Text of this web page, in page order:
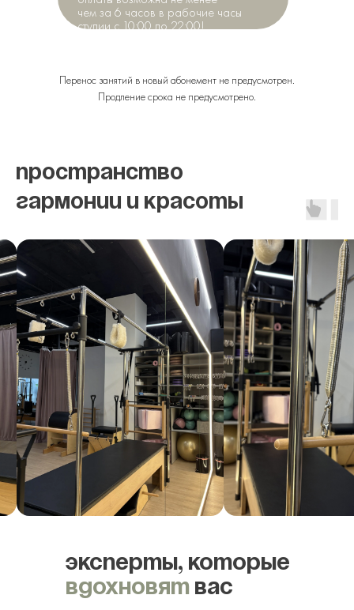
чем за 6 часов в рабочие часы
студии с 10:00 до 22:00!
Перенос занятий в новый абонемент не предусмотрен.
Продление срока не предусмотрено.
Пространство
гармонии и красоты
ЭКСПЕРТЫ, КОТОРЫЕ
ВДОХНОВЯТВАС